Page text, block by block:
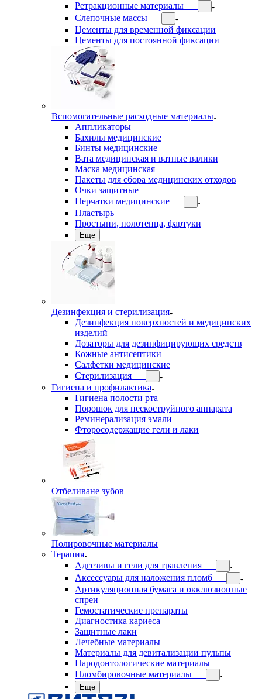
Ретракционные материалы
Слепочные массы
Цементы для временной фиксации
Цементы для постоянной фиксации
Вспомогательные расходные материалы
Аппликаторы
Бахилы медицинские
Бинты медицинские
Вата медицинская и ватные валики
Маска медицинская
Пакеты для сбора медицинских отходов
Очки защитные
Перчатки медицинские
Пластырь
Простыни, полотенца, фартуки
Еще
Дезинфекция и стерилизация
Дезинфекция поверхностей и медицинских
изделий
Дозаторы для дезинфицирующих средств
Кожные антисептики
Салфетки медицинские
Стерилизация
Гигиена и профилактика
Гигиена полости рта
Порошок для пескоструйного аппарата
Реминерализация эмали
Фторосодержащие гели и лаки
Отбеливане зубов
Полировочные материалы
Терапия
Адгезивы и гели для травления
Аксессуары для наложения пломб
Артикуляционная бумага и окклюзионные
спреи
Гемостатические препараты
Диагностика кариеса
Защитные лаки
Лечебные материалы
Материалы для девитализации пульпы
Пародонтологические материалы
Пломбировочные материалы
Еще